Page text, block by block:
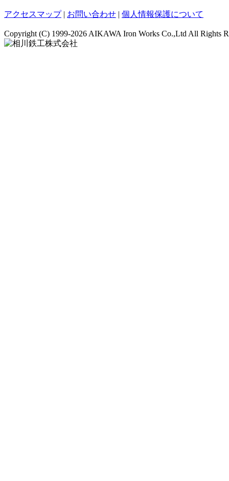
アクセスマップ| お問い合わせ | 個人情報保護について
Copyright (C) 1999-2026 AIKAWA Iron Works Co.,Ltd All Rights